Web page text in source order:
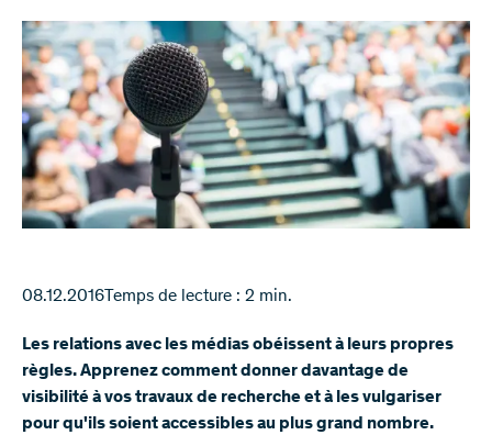
08.12.2016Temps de lecture : 2 min.
Les relations avec les médias obéissent à leurs propres
règles. Apprenez comment donner davantage de
visibilité à vos travaux de recherche et à les vulgariser
pour qu'ils soient accessibles au plus grand nombre.